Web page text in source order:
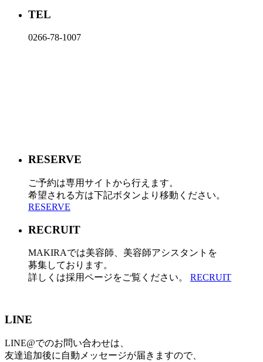
TEL
0266-78-1007
RESERVE
ご予約は専用サイトから行えます。
希望される方は下記ボタンより移動ください。
RESERVE
RECRUIT
MAKIRAでは美容師、美容師アシスタントを
募集しております。
詳しくは採用ページをご覧ください。 RECRUIT
LINE
LINE@でのお問い合わせは、
友達追加後に自動メッセージが届きますので、